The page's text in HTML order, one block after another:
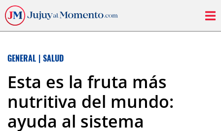
GENERAL | SALUD
Esta es la fruta más
nutritiva del mundo:
ayuda al sistema